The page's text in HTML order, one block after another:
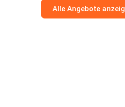
Alle Angebote